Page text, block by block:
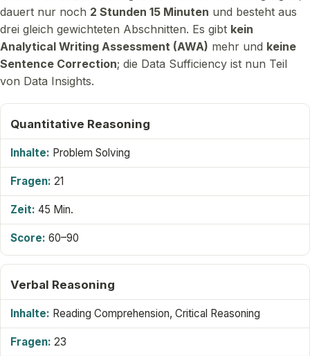
dauert nur noch 2 Stunden 15 Minuten und besteht aus
drei gleich gewichteten Abschnitten. Es gibt kein
Analytical Writing Assessment (AWA) mehr und keine
Sentence Correction; die Data Sufficiency ist nun Teil
von Data Insights.
Quantitative Reasoning
Problem Solving
21
45 Min.
60–90
Verbal Reasoning
Reading Comprehension, Critical Reasoning
23